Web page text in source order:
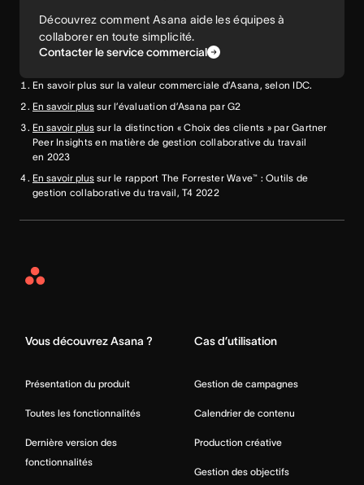
Découvrez comment Asana aide les équipes à
collaborer en toute simplicité.
Contacter le service commercial
En savoir plus sur la valeur commerciale d’Asana, selon IDC.
En savoir plus sur l’évaluation d’Asana par G2
En savoir plus sur la distinction « Choix des clients » par Gartner
Peer Insights en matière de gestion collaborative du travail
en 2023
En savoir plus sur le rapport The Forrester Wave™ : Outils de
gestion collaborative du travail, T4 2022
Asana
Vous découvrez Asana ?
Présentation du produit
Toutes les fonctionnalités
Dernière version des
fonctionnalités
Cas d’utilisation
Gestion de campagnes
Calendrier de contenu
Production créative
Gestion des objectifs